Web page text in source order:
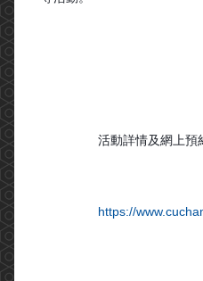
活動詳情及網上預
https://